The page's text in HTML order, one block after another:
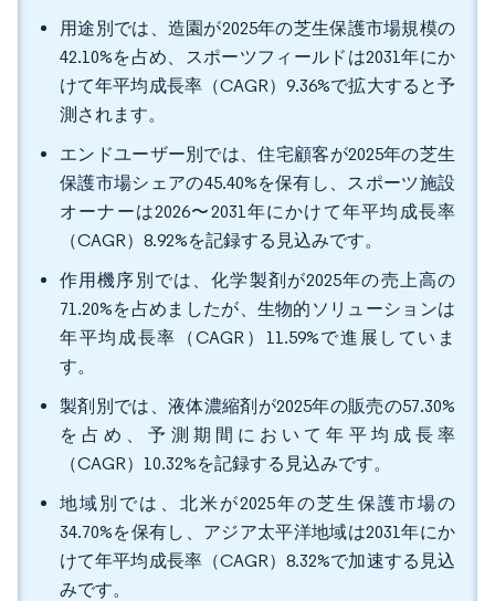
用途別では、造園が2025年の芝生保護市場規模の
42.10%を占め、スポーツフィールドは2031年にか
けて年平均成長率（CAGR）9.36%で拡大すると予
測されます。
エンドユーザー別では、住宅顧客が2025年の芝生
保護市場シェアの45.40%を保有し、スポーツ施設
オーナーは2026〜2031年にかけて年平均成長率
（CAGR）8.92%を記録する見込みです。
作用機序別では、化学製剤が2025年の売上高の
71.20%を占めましたが、生物的ソリューションは
年平均成長率（CAGR）11.59%で進展していま
す。
製剤別では、液体濃縮剤が2025年の販売の57.30%
を占め、予測期間において年平均成長率
（CAGR）10.32%を記録する見込みです。
地域別では、北米が2025年の芝生保護市場の
34.70%を保有し、アジア太平洋地域は2031年にか
けて年平均成長率（CAGR）8.32%で加速する見込
みです。